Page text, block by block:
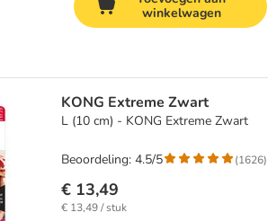
winkelwagen
KONG Extreme Zwart
L (10 cm) - KONG Extreme Zwart
€ 13,49
€ 13,49 / stuk
Beoordeling: 4.5/5 (1626)